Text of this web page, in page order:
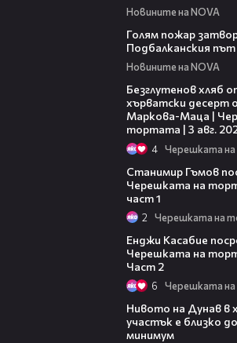
Новините на NOVA
Голям пожар
Подбалканския път
Новините на NOVA
Безглутенов хляб
хърватски десерт
Маркова-Маца |
тортата | 3 авг.
4
Станимир Гъмов
Черешката на
част 1
2
Енджи Касабие
Черешката на
Част 2
6
Нивото на Дунав в
участък е близко
минимум